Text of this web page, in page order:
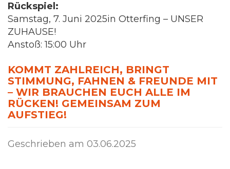
Rückspiel:
Samstag, 7. Juni 2025in Otterfing – UNSER
ZUHAUSE!
Anstoß: 15:00 Uhr
KOMMT ZAHLREICH, BRINGT
STIMMUNG, FAHNEN & FREUNDE MIT
– WIR BRAUCHEN EUCH ALLE IM
RÜCKEN! GEMEINSAM ZUM
AUFSTIEG!
Geschrieben am 03.06.2025